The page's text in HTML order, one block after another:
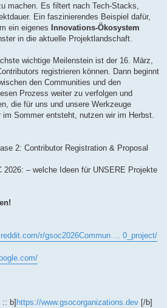
machen. Es filtert nach Tech-Stacks,
Ein faszinierendes Beispiel dafür,
ein eigenes Innovations-Ökosystem
in die aktuelle Projektlandschaft.
wichtige Meilenstein ist der 16. März,
registrieren können. Dann beginnt
den Communities und den
Prozess weiter zu verfolgen und
die für uns und unsere Werkzeuge
Sommer entsteht, nutzen wir im Herbst.
2: Contributor Registration & Proposal
2026: – welche Ideen für UNSERE Projekte
r/gsoc2026Commun ... 0_project/
:: b]https://www.gsocorganizations.dev [/b]